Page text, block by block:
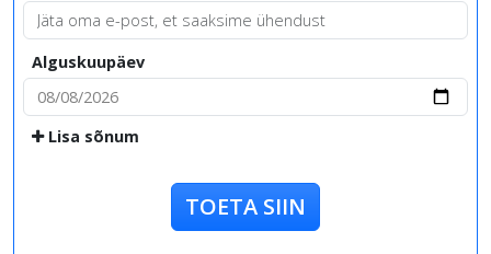
Alguskuupäev
Lisa sõnum
TOETA SIIN